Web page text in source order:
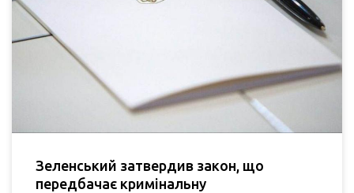
Зеленський затвердив закон, що
передбачає кримінальну